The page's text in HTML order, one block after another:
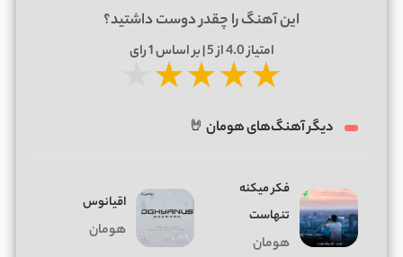
این آهنگ را چقدر دوست داشتید؟
امتیاز4.0از 5 | بر اساس 1رای
★★★★
دیگر آهنگ‌های هومان 🤘
فکر میکنه
تنهاست
هومان
اقیانوس
هومان